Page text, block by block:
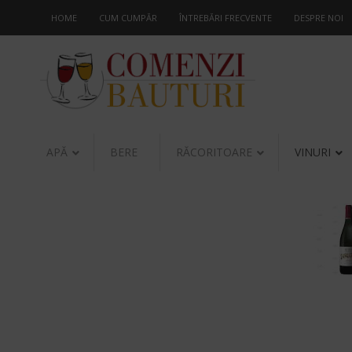
HOME CUM CUMPĂR ÎNTREBĂRI FRECVENTE DESPRE NOI
APĂ BERE RĂCORITOARE VINURI